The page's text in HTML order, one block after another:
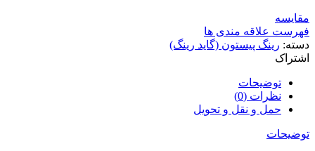
مقایسه
فهرست علاقه مندی ها
دسته: رینگ پیستون (گاید رینگ)
اشتراک
توضیحات
نظرات (0)
حمل و نقل و تحویل
توضیحات